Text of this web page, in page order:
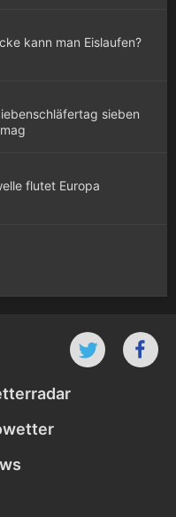
kann man Eislaufen?
sieben
flutet Europa